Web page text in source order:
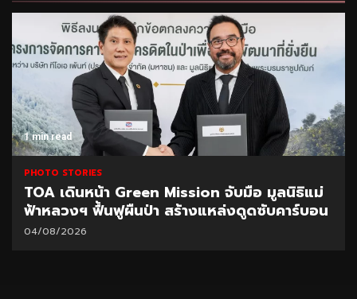
1 min read
PHOTO STORIES
TOA เดินหน้า Green Mission จับมือ มูลนิธิแม่
ฟ้าหลวงฯ ฟื้นฟูผืนป่า สร้างแหล่งดูดซับคาร์บอน
04/08/2026